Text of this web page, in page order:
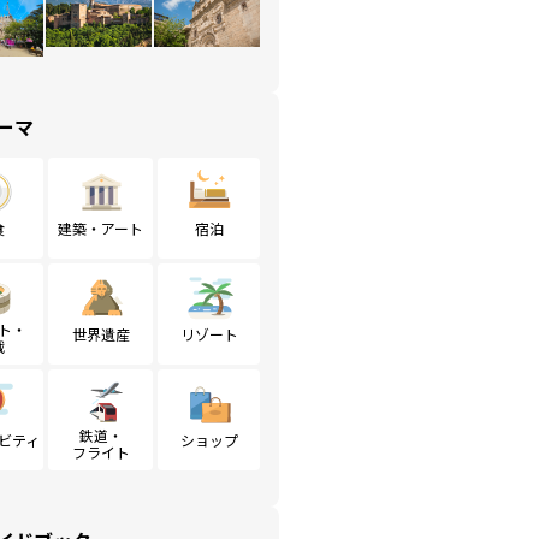
マ
建築・アート 宿泊
・
世界遺産 リゾート
ティ
鉄道・
フライト
ショップ